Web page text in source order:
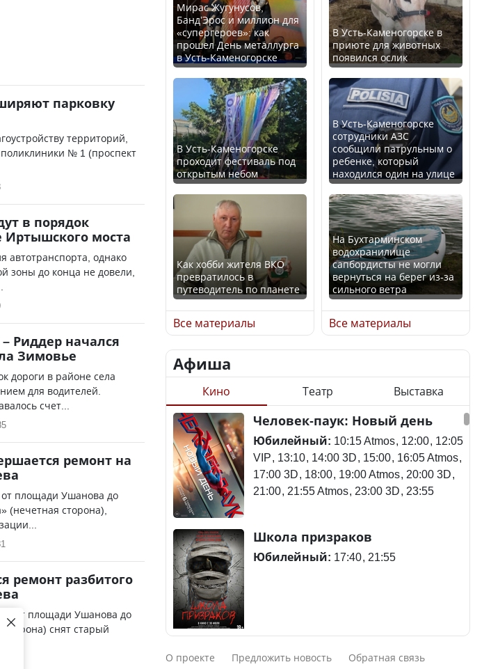
парковку
территорий,
№ 1 (проспект
в порядок
Иртышского моста
автотранспорта, однако
зоны до конца не довели,
Риддер начался
Зимовье
дороги в районе села
для водителей.
счет...
ремонт на
площади Ушанова до
(нечетная сторона),
ремонт разбитого
от площади Ушанова до
снят старый
Казахстан возглавил
рейтинг благополучия
среди стран Центральной
Азии
Будут ли представлены
интересы регионов в
Курултае?
Ең төменгі жалақы,
алимент, экология: жеті
партия сайлаушылармен
нені талқылап жатыр?
алименты, экология — о
чем говорят с
избирателями
представители партий
Министр рассказал, из
чего делают колбасу в
Казахстане
почему казахстанские
В России введены
дополнительные
ограничения для
казахстанских прав
Трамп официально
вступил в должность
президента США
Луну признали объектом
культурного наследия,
находящегося под
угрозой исчезновения
Станет ли
метапневмовирус
эпидемией, рассказали в
ВОЗ
потерпел крушение в
Южной Корее, погибли
120 человек
Актау: Путин принес
Мирас Жугунусов,
Банд’Эрос и миллион для
«супергероев»: как
прошел День металлурга
в Усть-Каменогорске
В Усть-Каменогорске
проходит фестиваль под
открытым небом
Как хобби жителя ВКО
превратилось в
путеводитель по планете
Все материалы
В Усть-Каменогорске в
приюте для животных
появился ослик
В Усть-Каменогорске
сотрудники АЗС
сообщили патрульным о
ребенке, который
находился один на улице
На Бухтарминском
водохранилище
сапбордисты не могли
вернуться на берег из-за
сильного ветра
Все материалы
Афиша
Кино Театр Выставка
Человек-паук: Новый день
Юбилейный: 10:15 Atmos 12:00 12:05
VIP 13:10 14:00 3D 15:00 16:05 Atmos
17:00 3D 18:00 19:00 Atmos 20:00 3D
21:00 21:55 Atmos 23:00 3D 23:55
Школа призраков
Юбилейный: 17:40 21:55
Смешарики сквозь вселенные
О проекте Предложить новость Обратная связь